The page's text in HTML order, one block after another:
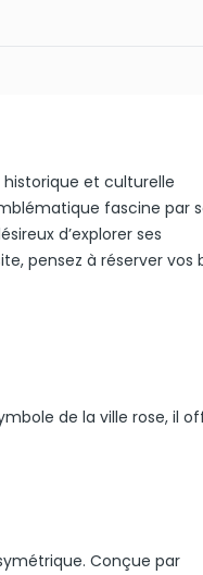
et culturelle
fascine par
d’explorer ses
pensez à réserver vos
de la ville rose, il
Conçue par